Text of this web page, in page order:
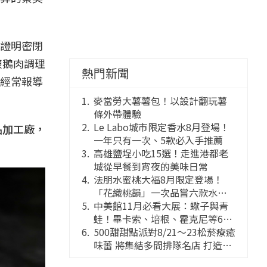
明密閉
肉調理
常報導
工廠，
熱門新聞
麥當勞大薯薯包！以設計翻玩薯
條外帶體驗
Le Labo城市限定香水8月登場！
一年只有一次、5款必入手推薦
高雄鹽埕小吃15選！走進港都老
城從早餐到宵夜的美味日常
法朋水蜜桃大福8月限定登場！
「花織桃韻」一次品嘗六款水蜜
桃花果大福
中美館11月必看大展：蠍子與青
蛙！畢卡索、培根、霍克尼等66
件國巨典藏亮相
500甜甜點派對8/21～23松菸療癒
味蕾 將集結多間排隊名店 打造靈